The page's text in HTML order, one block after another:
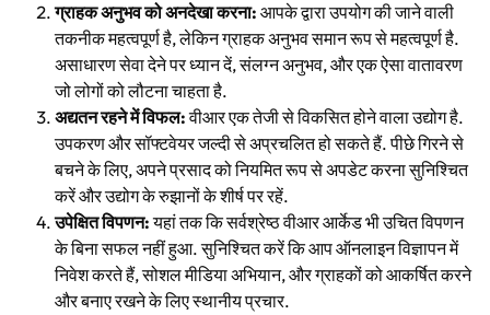
ग्राहक अनुभव को अनदेखा करना: आपके द्वारा उपयोग की जाने वाली
तकनीक महत्वपूर्ण है, लेकिन ग्राहक अनुभव समान रूप से महत्वपूर्ण है.
असाधारण सेवा देने पर ध्यान दें, संलग्न अनुभव, और एक ऐसा वातावरण
जो लोगों को लौटना चाहता है.
अद्यतन रहने में विफल:वीआर एक तेजी से विकसित होने वाला उद्योग है.
उपकरण और सॉफ्टवेयर जल्दी से अप्रचलित हो सकते हैं. पीछे गिरने से
बचने के लिए, अपने प्रसाद को नियमित रूप से अपडेट करना सुनिश्चित
करें और उद्योग के रुझानों के शीर्ष पर रहें.
उपेक्षित विपणन:यहां तक ​​कि सर्वश्रेष्ठ वीआर आर्केड भी उचित विपणन
के बिना सफल नहीं हुआ. सुनिश्चित करें कि आप ऑनलाइन विज्ञापन में
निवेश करते हैं, सोशल मीडिया अभियान, और ग्राहकों को आकर्षित करने
और बनाए रखने के लिए स्थानीय प्रचार.